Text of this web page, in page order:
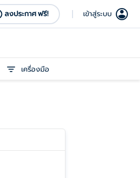
ลงประกาศ ฟรี! เข้าสู่ระบบ
เครื่องมือ